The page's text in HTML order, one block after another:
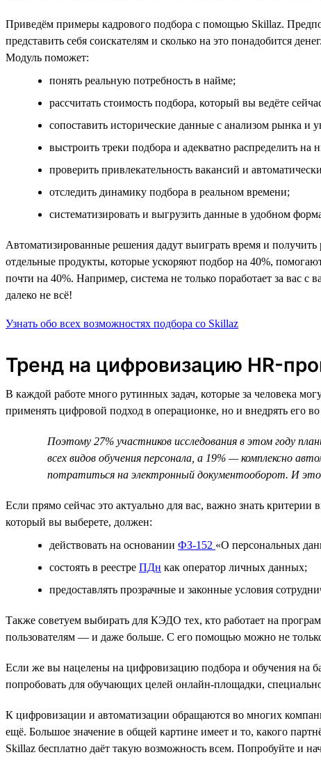
Приведём примеры кадрового подбора с помощью Skillaz.
представить себя соискателям и сколько на это понадобится
Модуль поможет:
понять реальную потребность в найме;
рассчитать стоимость подбора, который вы ведёте
сопоставить исторические данные с анализом рынка и
выстроить треки подбора и адекватно распределить на
проверить привлекательность вакансий и
отследить динамику подбора в реальном времени;
систематизировать и выгрузить данные в удобном
Автоматизированные решения дадут выиграть время и
отдельные продукты, которые ускоряют подбор на 40%,
почти на 40%. Например, система не только поработает за вас
далеко не всё!
Узнать обо всех возможностях подбора со Skillaz
Тренд на цифровизацию HR-
В каждой работе много рутинных задач, которые за человека
применять цифровой подход в операционке, но и внедрять его
Поэтому 27% участников исследования в этом году
всех видов обучения персонала, а 19% — комплексно
потратиться на электронный документооборот. И
Если прямо сейчас это актуально для вас, важно знать
который вы выберете, должен:
действовать на основании ФЗ-152 «О персональных
состоять в реестре ПДн как оператор личных данных;
предоставлять прозрачные и законные условия
Также советуем выбирать для КЭДО тех, кто работает на
пользователям — и даже больше. С его помощью можно не
Если же вы нацелены на цифровизацию подбора и обучения на
попробовать для обучающих целей онлайн-площадки,
К цифровизации и автоматизации обращаются во многих
ещё. Большое значение в общей картине имеет и то, какого
Skillaz бесплатно даёт такую возможность всем. Попробуйте и